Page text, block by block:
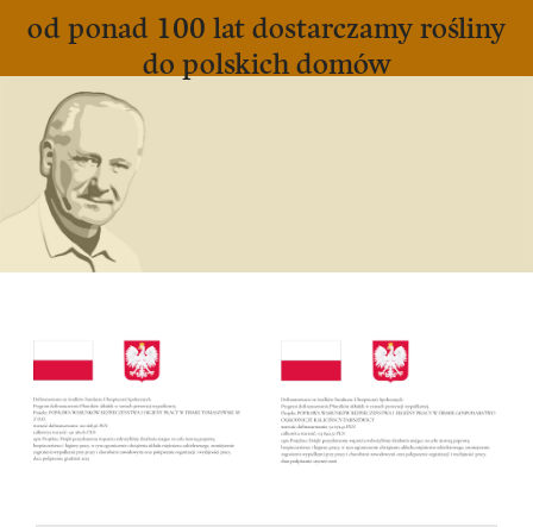
od ponad 100 lat dostarczamy rośliny
do polskich domów